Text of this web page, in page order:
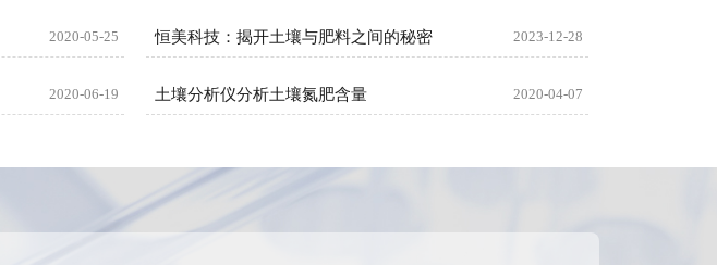
2020-05-25 恒美科技：揭开土壤与肥料之间的秘密 2023-12-28
2020-06-19 土壤分析仪分析土壤氮肥含量 2020-04-07